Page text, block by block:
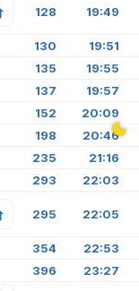
128 19:49
130 19:51
135 19:55
137 19:57
152 20:09
198 20:46
235 21:16
293 22:03
295 22:05
354 22:53
396 23:27